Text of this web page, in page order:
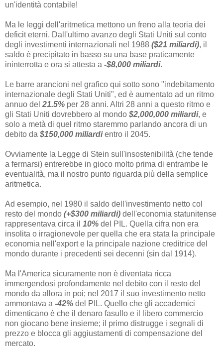
un'identità contabile!
Ma le leggi dell'aritmetica mettono un freno alla teoria dei
deficit eterni. Dall'ultimo avanzo degli Stati Uniti sul conto
degli investimenti internazionali nel 1988 ($21 miliardi), il
saldo è precipitato in basso su una base praticamente
ininterrotta e ora si attesta a -$8,000 miliardi.
Le barre arancioni nel grafico qui sotto sono "indebitamento
internazionale degli Stati Uniti", ed è aumentato ad un ritmo
annuo del 21.5% per 28 anni. Altri 28 anni a questo ritmo e
gli Stati Uniti dovrebbero al mondo $2,000,000 miliardi, e
solo a metà di quel ritmo staremmo parlando ancora di un
debito da $150,000 miliardientro il 2045.
Ovviamente la Legge di Stein sull'insostenibilità (che tende
a fermarsi) entrerebbe in gioco molto prima di entrambe le
eventualità, ma il nostro punto riguarda più della semplice
aritmetica.
Ad esempio, nel 1980 il saldo dell'investimento netto col
resto del mondo (+$300 miliardi) dell'economia statunitense
rappresentava circa il 10% del PIL. Quella cifra non era
insolita o irragionevole per quella che era stata la principale
economia nell'export e la principale nazione creditrice del
mondo durante i precedenti sei decenni (sin dal 1914).
Ma l'America sicuramente non è diventata ricca
immergendosi profondamente nel debito con il resto del
mondo da allora in poi; nel 2017 il suo investimento netto
ammontava a -42% del PIL. Quello che gli accademici
dimenticano è che il denaro fasullo e il libero commercio
non giocano bene insieme; il primo distrugge i segnali di
prezzo e blocca gli aggiustamenti di compensazione del
mercato.